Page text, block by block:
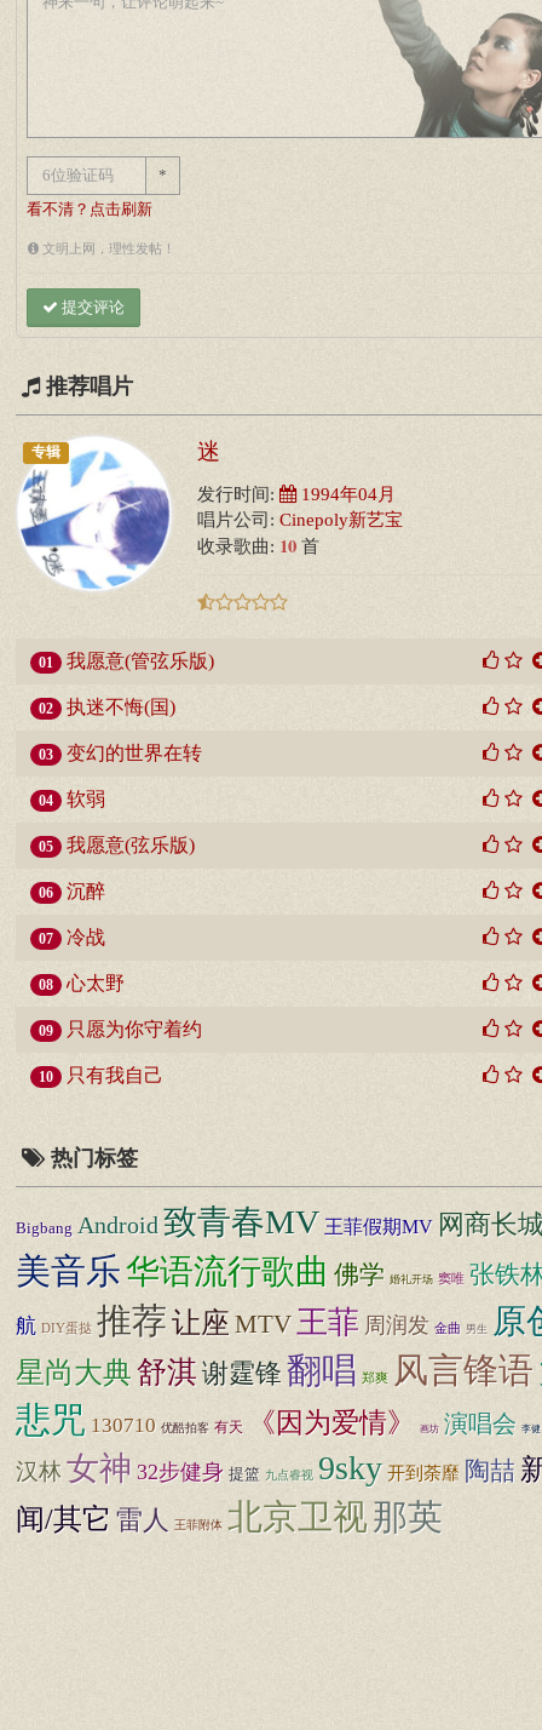
*
看不清？点击刷新
文明上网，理性发帖！
提交评论
推荐唱片
专辑 迷
发行时间: 1994年04月
唱片公司: Cinepoly新艺宝
收录歌曲: 10 首
01 我愿意(管弦乐版)
02 执迷不悔(国)
03 变幻的世界在转
04 软弱
05 我愿意(弦乐版)
06 沉醉
07 冷战
08 心太野
09 只愿为你守着约
10 只有我自己
热门标签
Bigbang Android致青春MV 王菲假期MV 网商长
美音乐华语流行歌曲 佛学 婚礼开场 窦唯 张铁
航 DIY蛋挞 推荐让座 MTV王菲 周润发 金曲 男生 原
星尚大典舒淇谢霆锋翻唱 郑爽 风言锋语
悲咒 130710 优酷拍客 有天 《因为爱情》 画坊 演唱会 李健
汉林女神 32步健身 提篮 九点睿视 9sky 开到荼靡 陶喆
闻/其它 雷人 王菲附体 北京卫视那英